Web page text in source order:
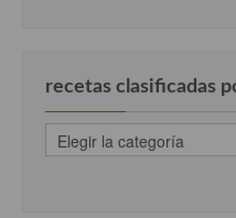
recetas clasificadas
recetas
clasificadas